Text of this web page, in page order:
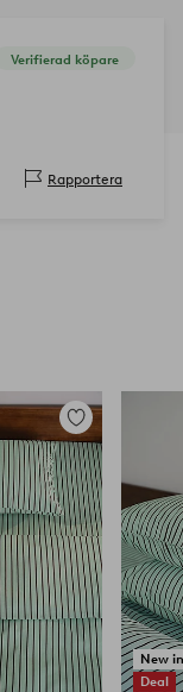
Verifierad köpare
Rapportera
Lägg
till
i
favoriter
New
Deal